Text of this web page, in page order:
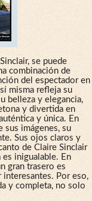
se puede
combinación de
del espectador en
misma refleja su
belleza y elegancia,
y divertida en
y única. En
sus imágenes, su
Sus ojos claros y
de Claire Sinclair
inigualable. En
gran trasero es
Por eso,
y completa, no solo